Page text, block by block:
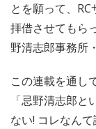
とを願って、
拝借させてもら
野清志郎事務所
この連載を通し
「忌野清志郎
ない! コレなん